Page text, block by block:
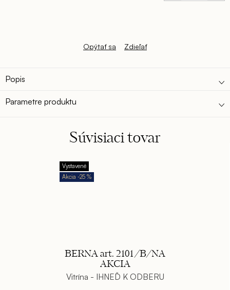
Opýtať sa Zdieľať
Popis
Parametre produktu
Súvisiaci tovar
Vystavené
-25 %
BERNA art. 2101/B/NA
AKCIA
Vitrína - IHNEĎ K ODBERU